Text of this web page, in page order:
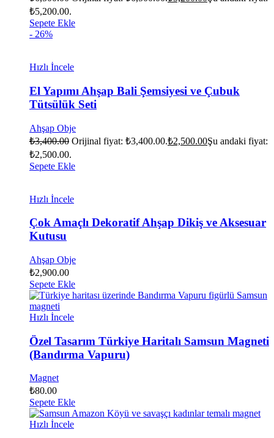
₺5,200.00.
Sepete Ekle
- 26%
Hızlı İncele
El Yapımı Ahşap Bali Şemsiyesi ve Çubuk
Tütsülük Seti
Ahşap Obje
₺3,400.00 Orijinal fiyat: ₺3,400.00.₺2,500.00Şu andaki fiyat:
₺2,500.00.
Sepete Ekle
Hızlı İncele
Çok Amaçlı Dekoratif Ahşap Dikiş ve Aksesuar
Kutusu
Ahşap Obje
₺2,900.00
Sepete Ekle
Hızlı İncele
Özel Tasarım Türkiye Haritalı Samsun Magneti
(Bandırma Vapuru)
Magnet
₺80.00
Sepete Ekle
Hızlı İncele